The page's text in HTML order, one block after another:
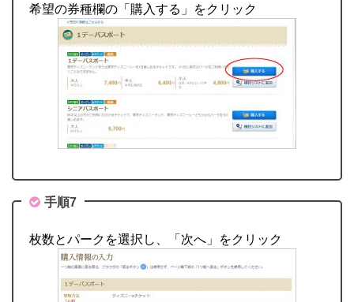
希望の券種欄の「購入する」をクリック
手順7
枚数とパークを選択し、「次へ」をクリック